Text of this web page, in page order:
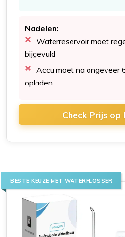
Nadelen:
Waterreservoir moet
bijgevuld
Accu moet na ongeveer
opladen
Check Prijs op
BESTE KEUZE MET WATERFLOSSER